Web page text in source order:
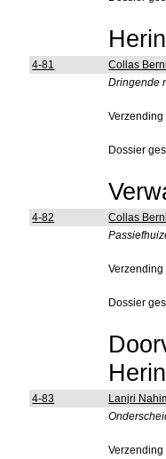
4-81 Collas Berni
Dringende
Verzending
Dossier
4-82 Collas Berni
Verzending
Dossier
4-83 Lanjri
Verzending